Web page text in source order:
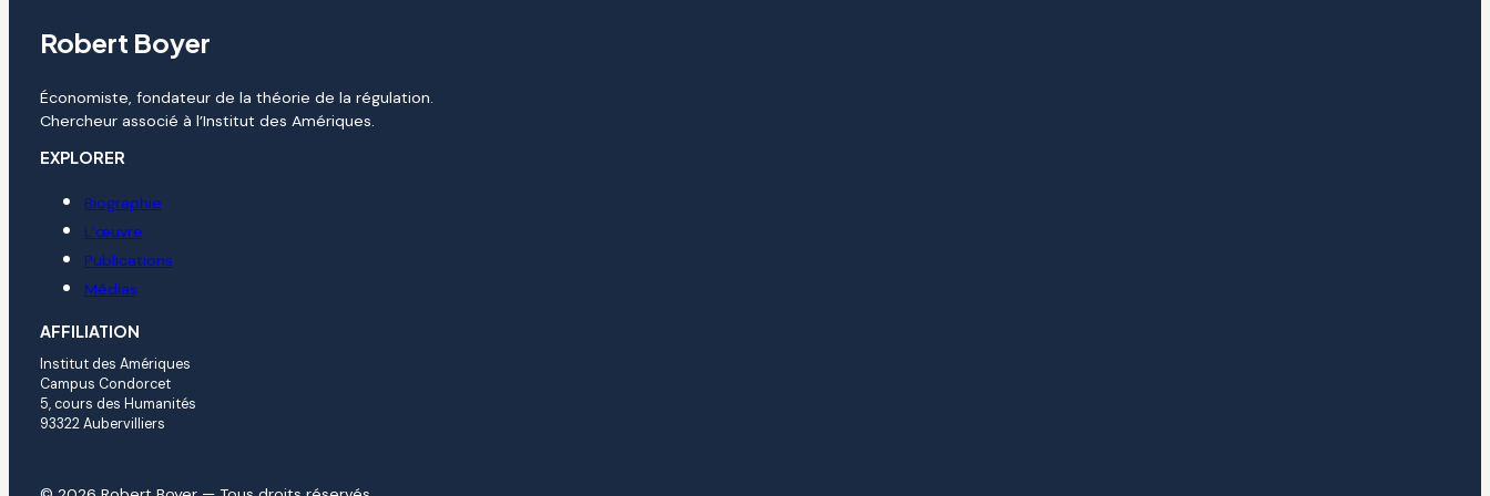
Robert Boyer
Économiste, fondateur de la théorie de la régulation.
Chercheur associé à l’Institut des Amériques.
EXPLORER
Biographie
L’œuvre
Publications
Médias
AFFILIATION
Institut des Amériques
Campus Condorcet
5, cours des Humanités
93322 Aubervilliers